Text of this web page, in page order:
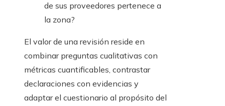
de sus proveedores pertenece a
la zona?
El valor de una revisión reside en
combinar preguntas cualitativas con
métricas cuantificables, contrastar
declaraciones con evidencias y
adaptar el cuestionario al propósito del